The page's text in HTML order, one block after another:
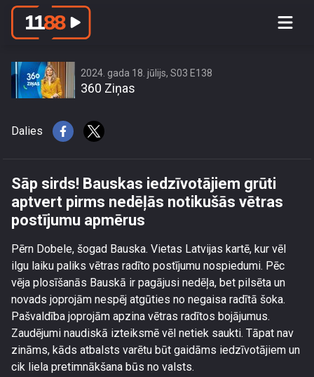
Sāp sirds! Bauskas iedzīvotājiem grūti
2024. gada 18. jūlijs, S03 E138
360 Ziņas
Dalies
Sāp sirds! Bauskas iedzīvotājiem grūti
aptvert pirms nedēļās notikušās vētras
postījumu apmērus
Pērn Dobele, šogad Bauska. Vietas Latvijas kartē, kur vēl
ilgu laiku paliks vētras radīto postījumu nospiedumi. Pēc
vēja plosīšanās Bauskā ir pagājusi nedēļa, bet pilsēta un
novads joprojām nespēj atgūties no negaisa radītā šoka.
Pašvaldība joprojām apzina vētras radītos bojājumus.
Zaudējumi naudiskā izteiksmē vēl netiek saukti. Tāpat nav
zināms, kāds atbalsts varētu būt gaidāms iedzīvotājiem un
cik liela pretimnākšana būs no valsts.